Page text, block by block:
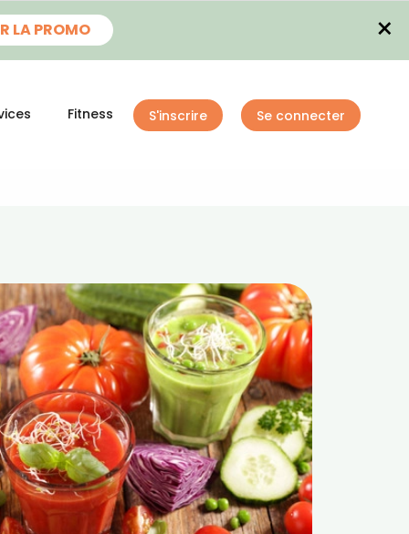
LA PROMO ×
Fitness S'inscrire Se connecter